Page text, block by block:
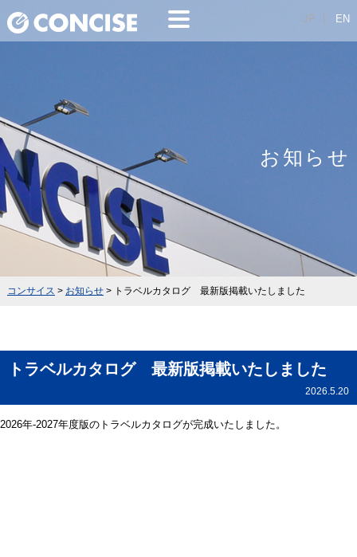
JP EN
お知らせ
コンサイス > お知らせ> トラベルカタログ 最新版掲載いたしました
トラベルカタログ 最新版掲載いたしました
2026.5.20
2026年-2027年度版のトラベルカタログが完成いたしました。